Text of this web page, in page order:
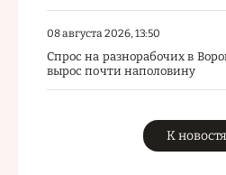
08 августа 2026, 13:50
Спрос на разнорабочих в
вырос почти наполовину
К